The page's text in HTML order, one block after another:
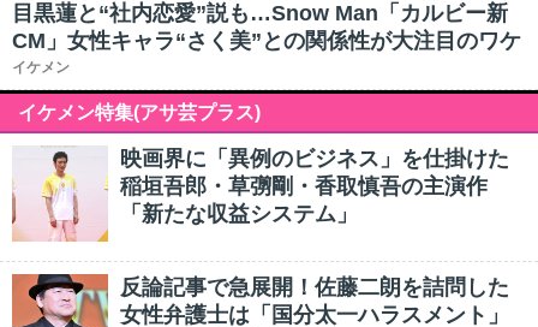
目黒蓮と“社内恋愛”説も…Snow Man「カルビー新
CM」女性キャラ“さく美”との関係性が大注目のワケ
イケメン
イケメン特集(アサ芸プラス)
映画界に「異例のビジネス」を仕掛けた
稲垣吾郎・草彅剛・香取慎吾の主演作
「新たな収益システム」
反論記事で急展開！佐藤二朗を詰問した
女性弁護士は「国分太一ハラスメント」